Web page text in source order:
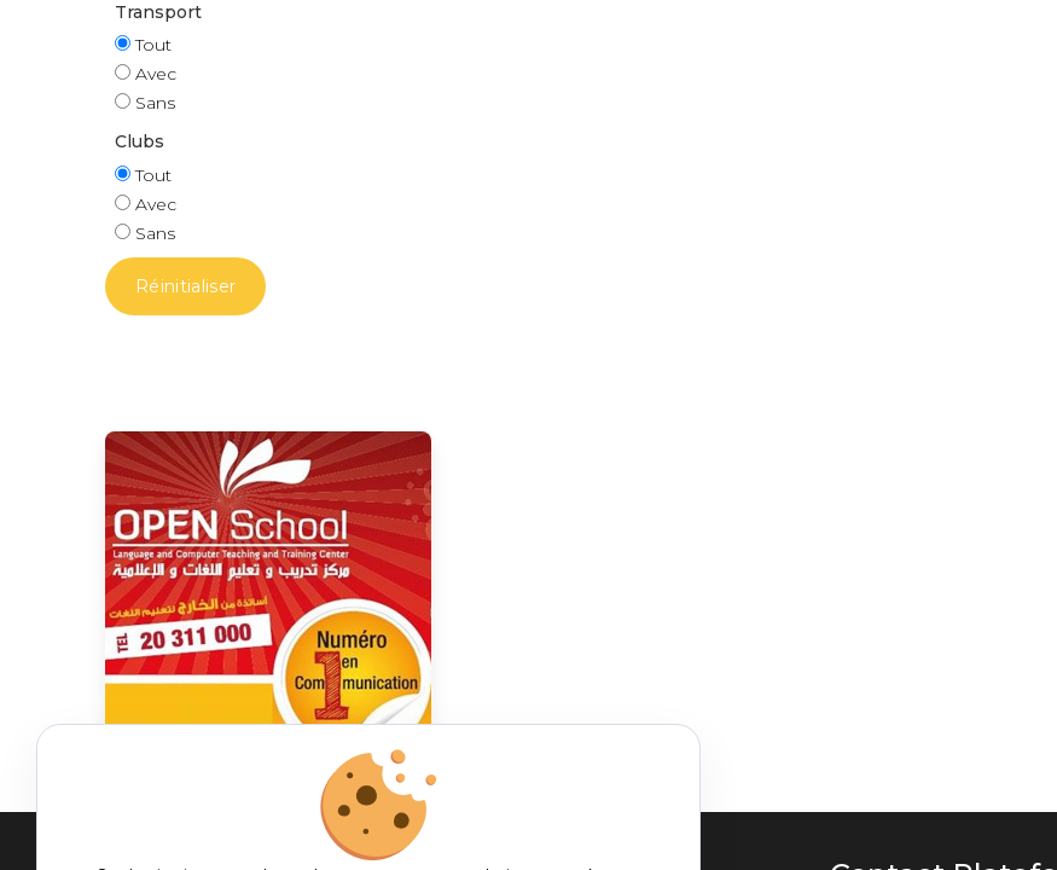
Transport
Tout
Avec
Sans
Clubs
Tout
Avec
Sans
Réinitialiser